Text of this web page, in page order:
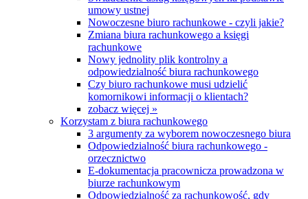
umowy ustnej
Nowoczesne biuro rachunkowe - czyli jakie?
Zmiana biura rachunkowego a księgi
rachunkowe
Nowy jednolity plik kontrolny a
odpowiedzialność biura rachunkowego
Czy biuro rachunkowe musi udzielić
komornikowi informacji o klientach?
zobacz więcej »
Korzystam z biura rachunkowego
3 argumenty za wyborem nowoczesnego biura
Odpowiedzialność biura rachunkowego -
orzecznictwo
E-dokumentacja pracownicza prowadzona w
biurze rachunkowym
Odpowiedzialność za rachunkowość, gdy